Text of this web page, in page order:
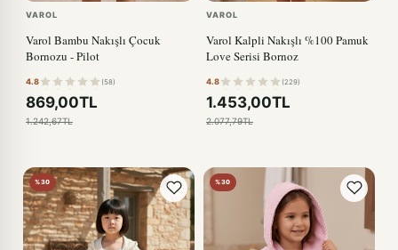
VAROL
Varol Bambu Nakışlı Çocuk
Bornozu - Pilot
4.8 (58)
869,00TL
1.242,67TL
VAROL
Varol Kalpli Nakışlı %100 Pamuk
Love Serisi Bornoz
4.8 (229)
1.453,00TL
2.077,79TL
%30 %30